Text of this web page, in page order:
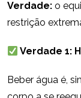
Verdade: o
restrição
Verdade 1:
Beber água é,